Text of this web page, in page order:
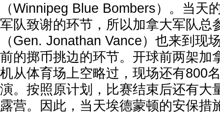
（Winnipeg Blue Bombers）。当天
军队致谢的环节，所以加拿大军队总
（Gen. Jonathan Vance）也来到现
前的掷币挑边的环节。开球前两架加
机从体育场上空略过，现场还有800
演。按照原计划，比赛结束后还有大
露营。因此，当天埃德蒙顿的安保措